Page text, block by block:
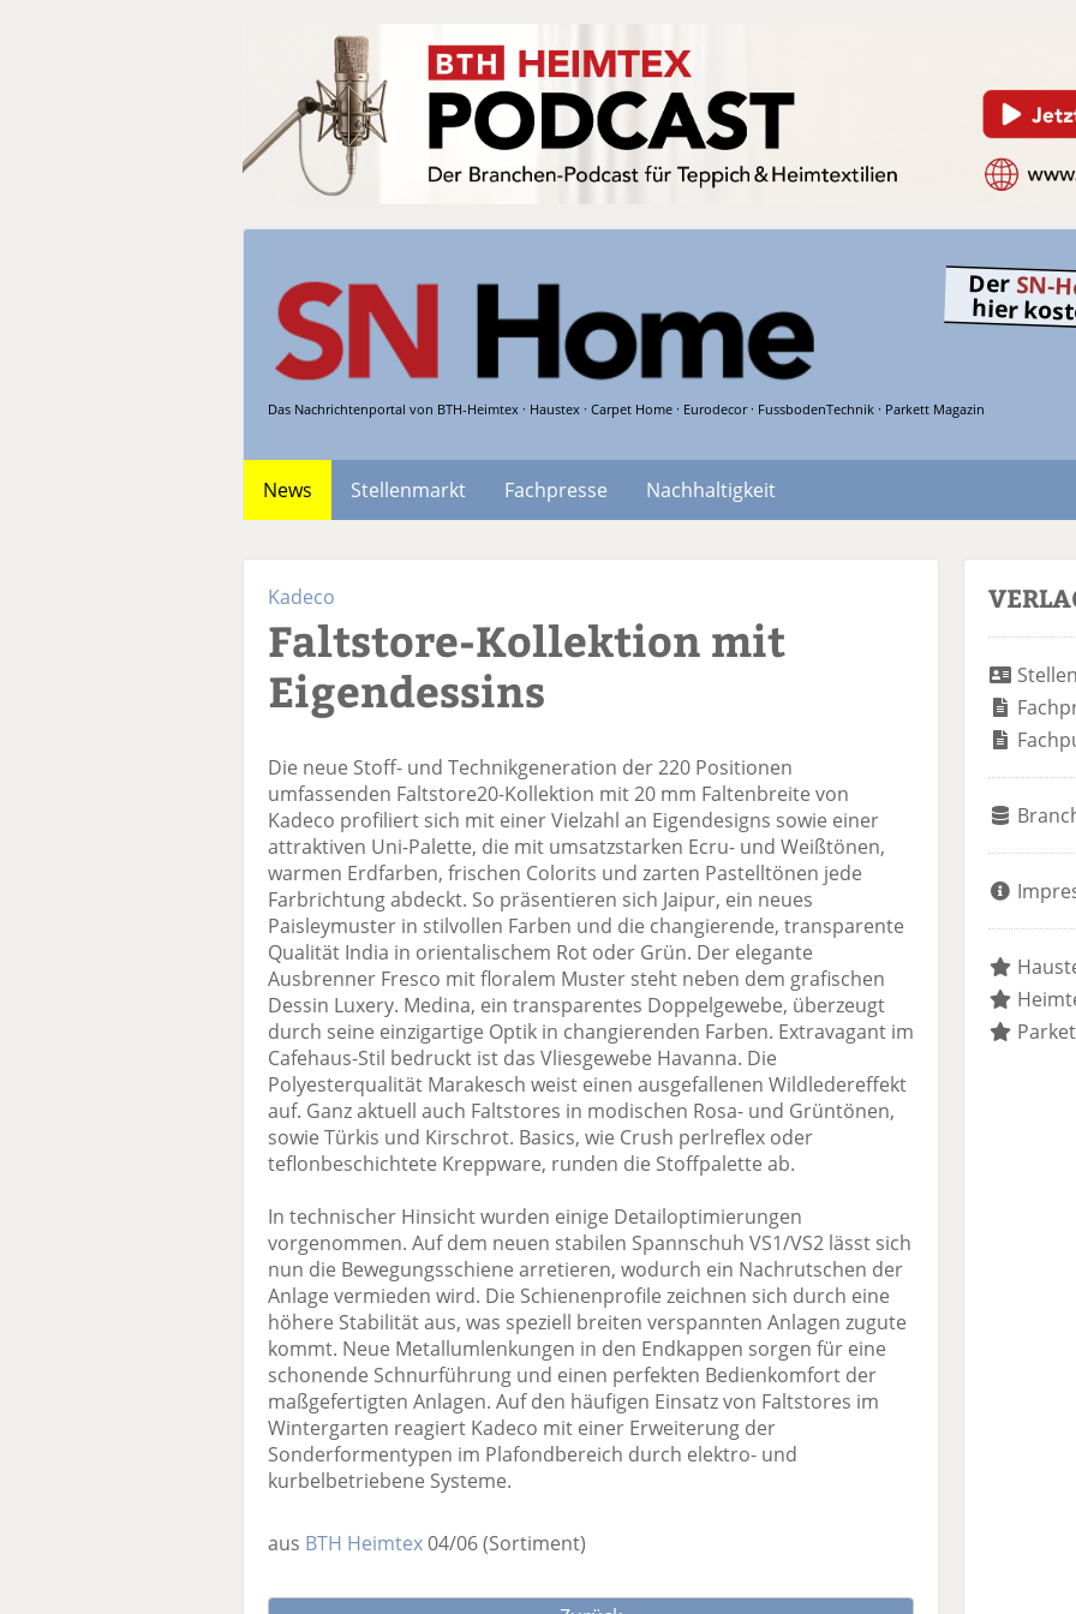
Das Nachrichtenportal von BTH-Heimtex · Haustex · Carpet Home · Eurodecor · FussbodenTechnik · Parkett Magazin
Der SN-
hier
News Stellenmarkt Fachpresse
Nachhaltigkeit
Kadeco
Faltstore-Kollektion mit
Eigendessins
Die neue Stoff- und Technikgeneration der 220 Positionen
umfassenden Faltstore20-Kollektion mit 20 mm Faltenbreite von
Kadeco profiliert sich mit einer Vielzahl an Eigendesigns sowie einer
attraktiven Uni-Palette, die mit umsatzstarken Ecru- und Weißtönen,
warmen Erdfarben, frischen Colorits und zarten Pastelltönen jede
Farbrichtung abdeckt. So präsentieren sich Jaipur, ein neues
Paisleymuster in stilvollen Farben und die changierende, transparente
Qualität India in orientalischem Rot oder Grün. Der elegante
Ausbrenner Fresco mit floralem Muster steht neben dem grafischen
Dessin Luxery. Medina, ein transparentes Doppelgewebe, überzeugt
durch seine einzigartige Optik in changierenden Farben. Extravagant im
Cafehaus-Stil bedruckt ist das Vliesgewebe Havanna. Die
Polyesterqualität Marakesch weist einen ausgefallenen Wildledereffekt
auf. Ganz aktuell auch Faltstores in modischen Rosa- und Grüntönen,
sowie Türkis und Kirschrot. Basics, wie Crush perlreflex oder
teflonbeschichtete Kreppware, runden die Stoffpalette ab.
In technischer Hinsicht wurden einige Detailoptimierungen
vorgenommen. Auf dem neuen stabilen Spannschuh VS1/VS2 lässt sich
nun die Bewegungsschiene arretieren, wodurch ein Nachrutschen der
Anlage vermieden wird. Die Schienenprofile zeichnen sich durch eine
höhere Stabilität aus, was speziell breiten verspannten Anlagen zugute
kommt. Neue Metallumlenkungen in den Endkappen sorgen für eine
schonende Schnurführung und einen perfekten Bedienkomfort der
maßgefertigten Anlagen. Auf den häufigen Einsatz von Faltstores im
Wintergarten reagiert Kadeco mit einer Erweiterung der
Sonderformentypen im Plafondbereich durch elektro- und
kurbelbetriebene Systeme.
aus BTH Heimtex04/06(Sortiment)